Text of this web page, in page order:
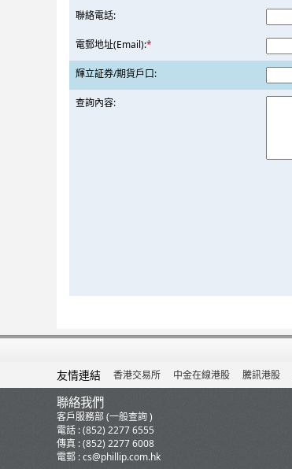
聯絡電話:
電郵地址(Email):*
輝立証券/期貨戶口:
查詢內容:
友情連結 香港交易所 中金在線港股 騰訊港股
聯絡我們
客戶服務部 (一般查詢 )
電話 : (852) 2277 6555
傳真 : (852) 2277 6008
電郵 :cs@phillip.com.hk